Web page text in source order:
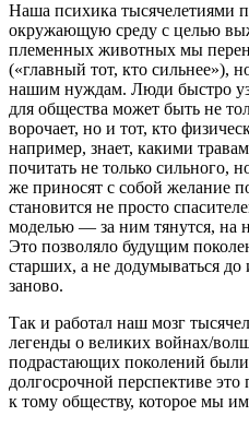
Наша психика тысячелетиями
окружающую среду с целью
племенных животных мы
(«главный тот, кто сильнее»),
нашим нуждам. Люди быстро
для общества может быть не
ворочает, но и тот, кто
например, знает, какими
почитать не только сильного,
же приносят с собой желание
становится не просто
моделью — за ним тянутся, на
Это позволяло будущим
старших, а не додумываться до
заново.
Так и работал наш мозг
легенды о великих войнах/
подрастающих поколений
долгосрочной перспективе
к тому обществу, которое мы